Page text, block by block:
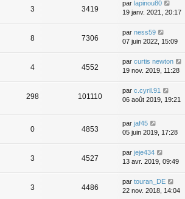
3 3419
par lapinou80
19 janv. 2021, 20:17
8 7306
par ness59
07 juin 2022, 15:09
4 4552
par curtis newton
19 nov. 2019, 11:28
298 101110
par c.cyril.91
06 août 2019, 19:21
0 4853
par jaf45
05 juin 2019, 17:28
3 4527
par jeje434
13 avr. 2019, 09:49
3 4486
par touran_DE
22 nov. 2018, 14:04